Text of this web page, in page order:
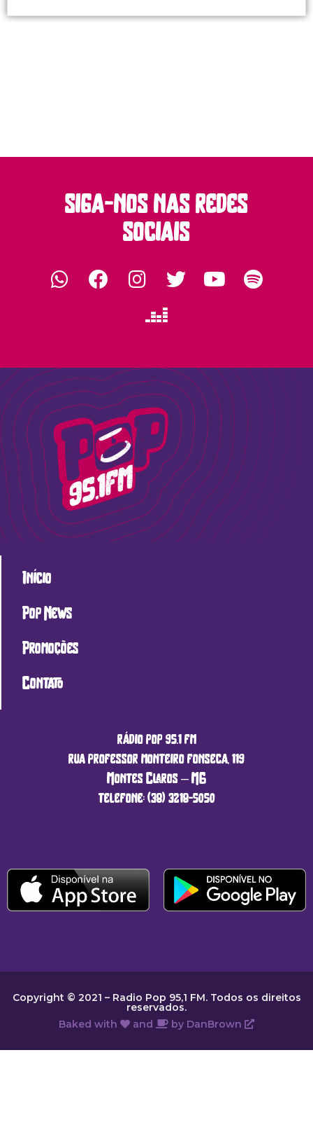
siga-nos nas redes
sociais
Início
Pop News
Promoções
Contato
rádio pop 95.1 fm
rua professor monteiro fonseca, 119
Montes Claros – MG
telefone: (38) 3218-5050
Copyright © 2021 – Radio Pop 95,1 FM. Todos os direitos
reservados.
Baked with
and by DanBrown